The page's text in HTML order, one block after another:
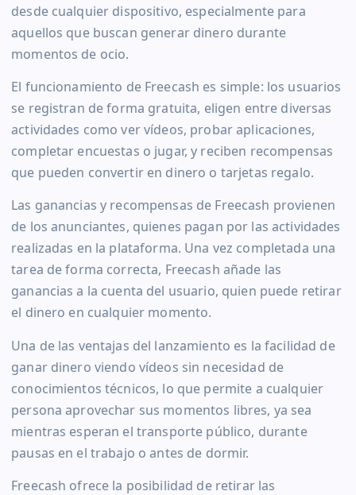
desde cualquier dispositivo, especialmente para
aquellos que buscan generar dinero durante
momentos de ocio.
El funcionamiento de Freecash es simple: los usuarios
se registran de forma gratuita, eligen entre diversas
actividades como ver vídeos, probar aplicaciones,
completar encuestas o jugar, y reciben recompensas
que pueden convertir en dinero o tarjetas regalo.
Las ganancias y recompensas de Freecash provienen
de los anunciantes, quienes pagan por las actividades
realizadas en la plataforma. Una vez completada una
tarea de forma correcta, Freecash añade las
ganancias a la cuenta del usuario, quien puede retirar
el dinero en cualquier momento.
Una de las ventajas del lanzamiento es la facilidad de
ganar dinero viendo vídeos sin necesidad de
conocimientos técnicos, lo que permite a cualquier
persona aprovechar sus momentos libres, ya sea
mientras esperan el transporte público, durante
pausas en el trabajo o antes de dormir.
Freecash ofrece la posibilidad de retirar las